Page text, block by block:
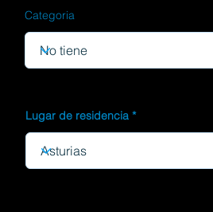
Categoria
Lugar de residencia